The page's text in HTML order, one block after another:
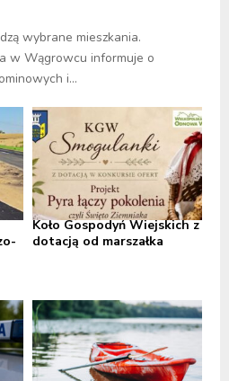
wybrane mieszkania.
w Wągrowcu informuje o
i...
Koło Gospodyń Wiejskich z
dotacją od marszałka